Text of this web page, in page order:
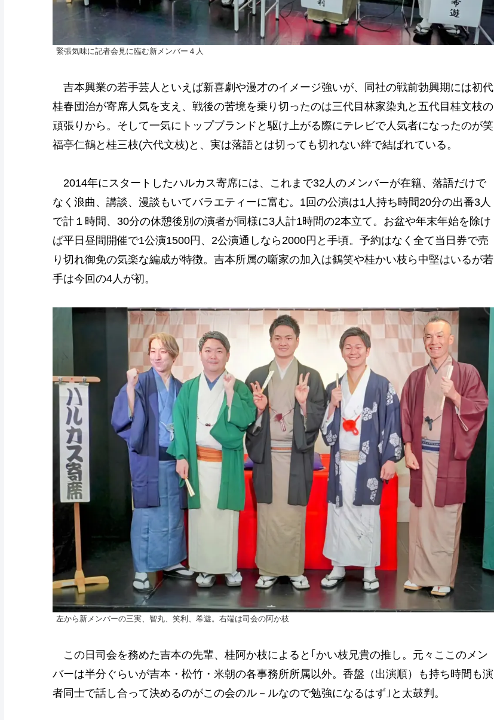
緊張気味に記者会見に臨む新メンバー４人
吉本興業の若手芸人といえば新喜劇や漫才のイメージ強いが、同社の戦前勃興期には初代
桂春団治が寄席人気を支え、戦後の苦境を乗り切ったのは三代目林家染丸と五代目桂文枝の
頑張りから。そして一気にトップブランドと駆け上がる際にテレビで人気者になったのが笑
福亭仁鶴と桂三枝(六代文枝)と、実は落語とは切っても切れない絆で結ばれている。
2014年にスタートしたハルカス寄席には、これまで32人のメンバーが在籍、落語だけで
なく浪曲、講談、漫談もいてバラエティーに富む。1回の公演は1人持ち時間20分の出番3人
で計１時間、30分の休憩後別の演者が同様に3人計1時間の2本立て。お盆や年末年始を除け
ば平日昼間開催で1公演1500円、2公演通しなら2000円と手頃。予約はなく全て当日券で売
り切れ御免の気楽な編成が特徴。吉本所属の噺家の加入は鶴笑や桂かい枝ら中堅はいるが若
手は今回の4人が初。
左から新メンバーの三実、智丸、笑利、希遊。右端は司会の阿か枝
この日司会を務めた吉本の先輩、桂阿か枝によると｢かい枝兄貴の推し。元々ここのメン
バーは半分ぐらいが吉本・松竹・米朝の各事務所所属以外。香盤（出演順）も持ち時間も演
者同士で話し合って決めるのがこの会のル－ルなので勉強になるはず｣と太鼓判。